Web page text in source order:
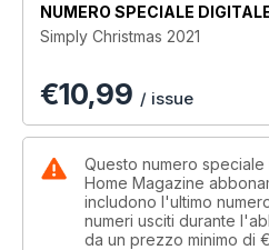
NUMERO SPECIALE
Simply Christmas 2021
€10,99 / issue
Questo numero
Home Magazine
includono l'ultimo
numeri usciti durante
da un prezzo minimo di